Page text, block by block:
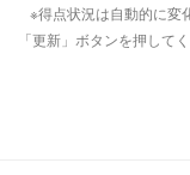
※得点状況は自動的に変
「更新」ボタンを押してく